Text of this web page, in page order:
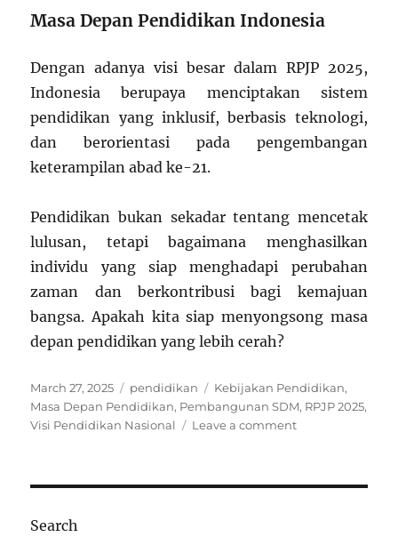
Masa Depan Pendidikan Indonesia
Dengan adanya visi besar dalam RPJP 2025,
Indonesia berupaya menciptakan sistem
pendidikan yang inklusif, berbasis teknologi,
dan berorientasi pada pengembangan
keterampilan abad ke-21.
Pendidikan bukan sekadar tentang mencetak
lulusan, tetapi bagaimana menghasilkan
individu yang siap menghadapi perubahan
zaman dan berkontribusi bagi kemajuan
bangsa. Apakah kita siap menyongsong masa
depan pendidikan yang lebih cerah?
Posted
on
March 27, 2025 Categories
pendidikan Tags
Kebijakan Pendidikan,
Masa Depan Pendidikan, Pembangunan SDM, RPJP 2025,
Visi Pendidikan Nasional
Leave a commenton
Search